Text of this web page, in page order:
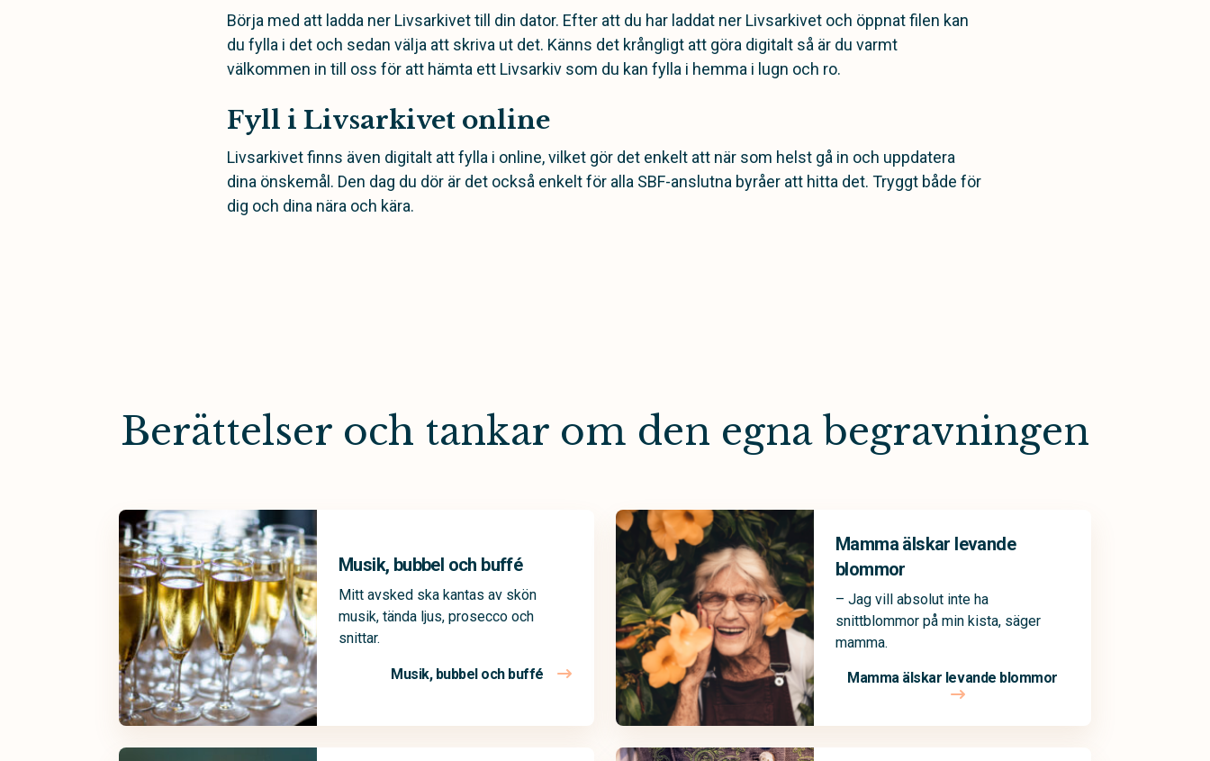
Börja med att ladda ner Livsarkivet till din dator. Efter att du har laddat ner Livsarkivet och öppnat filen kan
du fylla i det och sedan välja att skriva ut det. Känns det krångligt att göra digitalt så är du varmt
välkommen in till oss för att hämta ett Livsarkiv som du kan fylla i hemma i lugn och ro.
Fyll i Livsarkivet online
Livsarkivet finns även digitalt att fylla i online, vilket gör det enkelt att när som helst gå in och uppdatera
dina önskemål. Den dag du dör är det också enkelt för alla SBF-anslutna byråer att hitta det. Tryggt både för
dig och dina nära och kära.
Berättelser och tankar om den egna begravningen
Musik, bubbel och buffé
Mitt avsked ska kantas av skön
musik, tända ljus, prosecco och
snittar.
Musik, bubbel och buffé
Mamma älskar levande
blommor
– Jag vill absolut inte ha
snittblommor på min kista, säger
mamma.
Mamma älskar levande blommor